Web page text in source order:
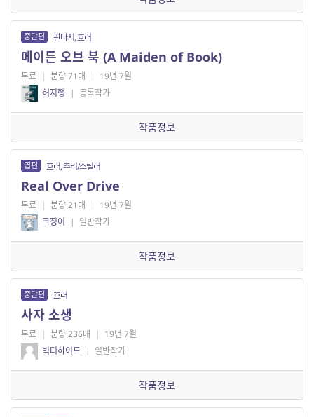
중단편 판타지, 호러
메이든 오브 북 (A Maiden of Book)
무료 | 분량 71매 | 19년 7월
허지행
| 등록작가
작품정보
엽편 호러, 추리/스릴러
Real Over Drive
무료 | 분량 21매 | 19년 7월
크징어
| 일반작가
작품정보
중단편 호러
사자 소생
무료 | 분량 236매 | 19년 7월
빅터하이드 | 일반작가
작품정보